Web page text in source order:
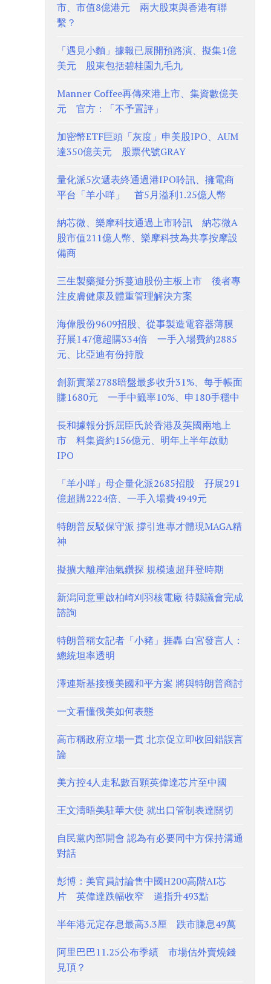
市、市值8億港元 兩大股東與香港有聯
繫？
「遇見小麵」據報已展開預路演、擬集1億
美元 股東包括碧桂園九毛九
Manner Coffee再傳來港上市、集資數億美
元 官方：「不予置評」
加密幣ETF巨頭「灰度」申美股IPO、AUM
達350億美元 股票代號GRAY
量化派5次遞表終通過港IPO聆訊、擁電商
平台「羊小咩」 首5月溢利1.25億人幣
納芯微、樂摩科技通過上市聆訊 納芯微A
股市值211億人幣、樂摩科技為共享按摩設
備商
三生製藥擬分拆蔓迪股份主板上市 後者專
注皮膚健康及體重管理解決方案
海偉股份9609招股、從事製造電容器薄膜
孖展147億超購334倍 一手入場費約2885
元、比亞迪有份持股
創新實業2788暗盤最多收升31%、每手帳面
賺1680元 一手中籤率10%、申180手穩中
長和據報分拆屈臣氏於香港及英國兩地上
市 料集資約156億元、明年上半年啟動
IPO
「羊小咩」母企量化派2685招股 孖展291
億超購2224倍、一手入場費4949元
特朗普反駁保守派 撐引進專才體現MAGA精
神
擬擴大離岸油氣鑽探 規模遠超拜登時期
新潟同意重啟柏崎刈羽核電廠 待縣議會完成
諮詢
特朗普稱女記者「小豬」捱轟 白宮發言人：
總統坦率透明
澤連斯基接獲美國和平方案 將與特朗普商討
一文看懂俄美如何表態
高市稱政府立場一貫 北京促立即收回錯誤言
論
美方控4人走私數百顆英偉達芯片至中國
王文濤晤美駐華大使 就出口管制表達關切
自民黨內部開會 認為有必要同中方保持溝通
對話
彭博：美官員討論售中國H200高階AI芯
片 英偉達跌幅收窄 道指升493點
半年港元定存息最高3.3厘 跌市賺息49萬
阿里巴巴11.25公布季績 市場估外賣燒錢
見頂？